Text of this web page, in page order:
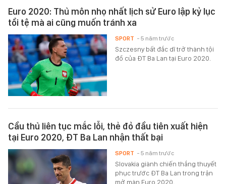
Euro 2020: Thủ môn nhọ nhất lịch sử Euro lập kỷ lục
tồi tệ mà ai cũng muốn tránh xa
Szczesny bất đắc dĩ trở thành tội
đồ của ĐT Ba Lan tại Euro 2020.
SPORT - 5 năm trước
Cầu thủ liên tục mắc lỗi, thẻ đỏ đầu tiên xuất hiện
tại Euro 2020, ĐT Ba Lan nhận thất bại
Slovakia giành chiến thắng thuyết
phục trước ĐT Ba Lan trong trận
mở màn Euro 2020.
SPORT - 5 năm trước